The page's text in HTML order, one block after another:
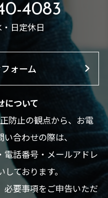
4083
日定休日
ォーム
について
防止の観点から、お電
合わせの際は、
電話番号・メールアドレ
ております。
要事項をご申告いただ